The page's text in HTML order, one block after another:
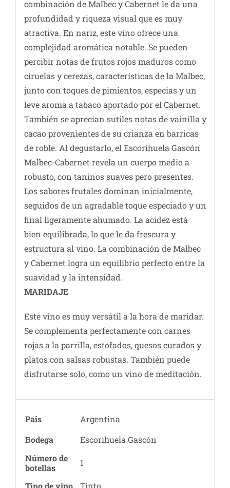
combinación de Malbec y Cabernet le da una
profundidad y riqueza visual que es muy
atractiva. En nariz, este vino ofrece una
complejidad aromática notable. Se pueden
percibir notas de frutos rojos maduros como
ciruelas y cerezas, características de la Malbec,
junto con toques de pimientos, especias y un
leve aroma a tabaco aportado por el Cabernet.
También se aprecian sutiles notas de vainilla y
cacao provenientes de su crianza en barricas
de roble. Al degustarlo, el Escorihuela Gascón
Malbec-Cabernet revela un cuerpo medio a
robusto, con taninos suaves pero presentes.
Los sabores frutales dominan inicialmente,
seguidos de un agradable toque especiado y un
final ligeramente ahumado. La acidez está
bien equilibrada, lo que le da frescura y
estructura al vino. La combinación de Malbec
y Cabernet logra un equilibrio perfecto entre la
suavidad y la intensidad.
MARIDAJE
Este vino es muy versátil a la hora de maridar.
Se complementa perfectamente con carnes
rojas a la parrilla, estofados, quesos curados y
platos con salsas robustas. También puede
disfrutarse solo, como un vino de meditación.
Pais
Argentina
Bodega
Escorihuela Gascón
Número de
botellas
1
Tipo de vino
Tinto